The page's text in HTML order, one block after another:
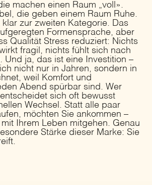
machen einen Raum „voll».
die geben einem Raum Ruhe.
klar zur zweiten Kategorie. Das
Formensprache, aber
Qualität Stress reduziert: Nichts
fragil, nichts fühlt sich nach
Und ja, das ist eine Investition –
nicht nur in Jahren, sondern in
weil Komfort und
Abend spürbar sind. Wer
sich oft bewusst
Wechsel. Statt alle paar
möchten Sie ankommen –
Ihrem Leben mitgehen. Genau
Stärke dieser Marke: Sie